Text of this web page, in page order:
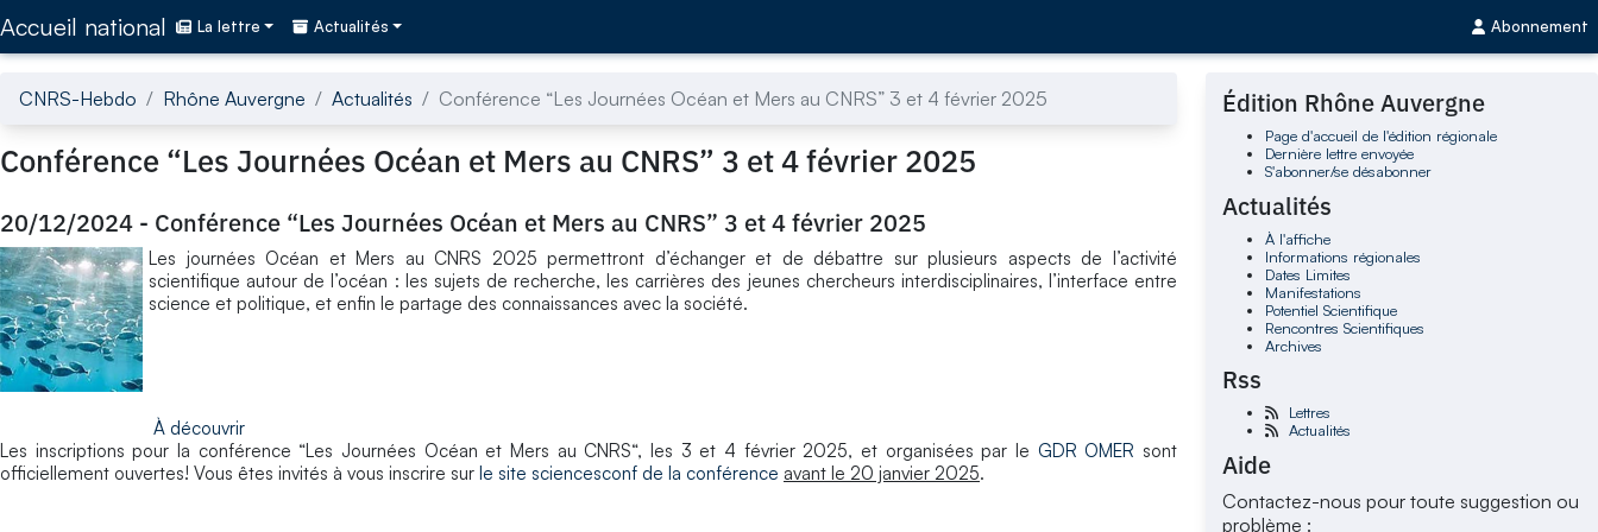
Accueil national La lettre Actualités Abonnement
CNRS-Hebdo Rhône Auvergne Actualités Conférence “Les Journées Océan et Mers au CNRS” 3 et 4 février 2025
Conférence “Les Journées Océan et Mers au CNRS” 3 et 4 février 2025
20/12/2024 - Conférence “Les Journées Océan et Mers au CNRS” 3 et 4 février 2025
Les journées Océan et Mers au CNRS 2025 permettront d’échanger et de débattre sur plusieurs aspects de l’activité
scientifique autour de l’océan : les sujets de recherche, les carrières des jeunes chercheurs interdisciplinaires, l’interface entre
science et politique, et enfin le partage des connaissances avec la société.
À découvrir
Les inscriptions pour la conférence “Les Journées Océan et Mers au CNRS“, les 3 et 4 février 2025, et organisées par le GDR OMER sont
officiellement ouvertes! Vous êtes invités à vous inscrire sur le site sciencesconf de la conférence avant le 20 janvier 2025.
Édition Rhône Auvergne
Page d'accueil de l'édition régionale
Dernière lettre envoyée
S'abonner/se désabonner
Actualités
À l'affiche
Informations régionales
Dates Limites
Manifestations
Potentiel Scientifique
Rencontres Scientifiques
Archives
Rss
Lettres
Actualités
Aide
Contactez-nous pour toute suggestion ou
problème :